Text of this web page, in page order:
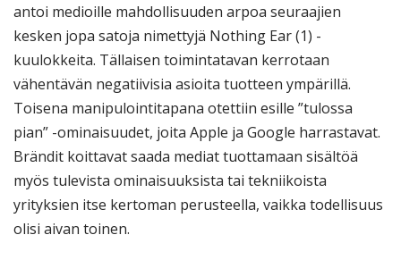
antoi medioille mahdollisuuden arpoa seuraajien
kesken jopa satoja nimettyjä Nothing Ear (1) -
kuulokkeita. Tällaisen toimintatavan kerrotaan
vähentävän negatiivisia asioita tuotteen ympärillä.
Toisena manipulointitapana otettiin esille ”tulossa
pian” -ominaisuudet, joita Apple ja Google harrastavat.
Brändit koittavat saada mediat tuottamaan sisältöä
myös tulevista ominaisuuksista tai tekniikoista
yrityksien itse kertoman perusteella, vaikka todellisuus
olisi aivan toinen.